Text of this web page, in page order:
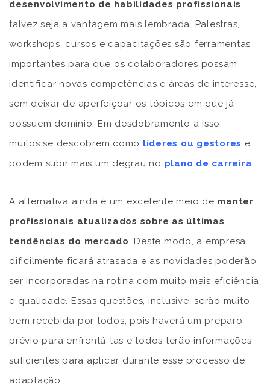
desenvolvimento de habilidades profissionais
talvez seja a vantagem mais lembrada. Palestras,
workshops, cursos e capacitações são ferramentas
importantes para que os colaboradores possam
identificar novas competências e áreas de interesse,
sem deixar de aperfeiçoar os tópicos em que já
possuem domínio. Em desdobramento a isso,
muitos se descobrem como líderes ou gestores e
podem subir mais um degrau no plano de carreira.
A alternativa ainda é um excelente meio de manter
profissionais atualizados sobre as últimas
tendências do mercado. Deste modo, a empresa
dificilmente ficará atrasada e as novidades poderão
ser incorporadas na rotina com muito mais eficiência
e qualidade. Essas questões, inclusive, serão muito
bem recebida por todos, pois haverá um preparo
prévio para enfrentá-las e todos terão informações
suficientes para aplicar durante esse processo de
adaptação.